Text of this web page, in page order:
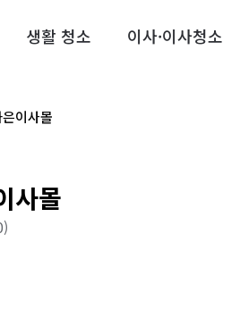
생활 청소 이사·이사청소
이사몰
사몰
)